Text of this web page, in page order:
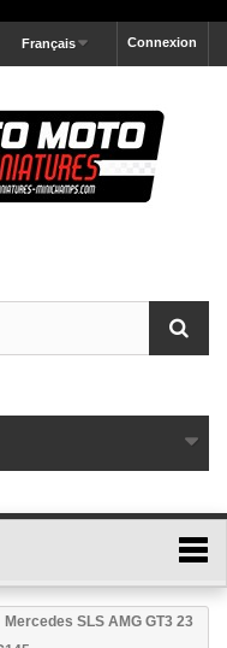
Connexion
Français
Mercedes SLS AMG GT3 23